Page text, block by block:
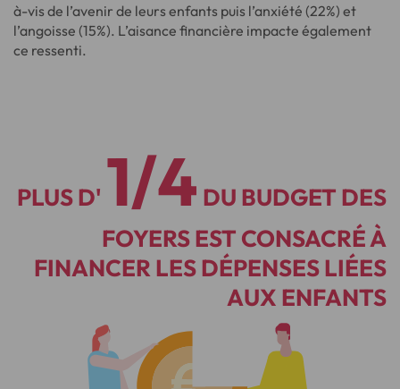
à-vis de l’avenir de leurs enfants puis l’anxiété (22%) et
l’angoisse (15%). L’aisance financière impacte également
ce ressenti.
PLUS D' 1/4 DU BUDGET DES
FOYERS EST CONSACRÉ À
FINANCER LES DÉPENSES LIÉES
AUX ENFANTS